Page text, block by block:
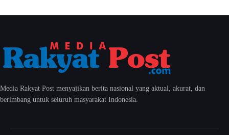
Media Rakyat Post menyajikan berita nasional yang aktual, akurat, dan
berimbang untuk seluruh masyarakat Indonesia.